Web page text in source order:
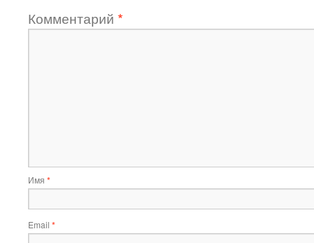
Комментарий *
Имя *
Email *